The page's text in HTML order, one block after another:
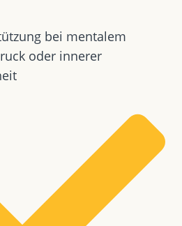
bei mentalem
oder innerer